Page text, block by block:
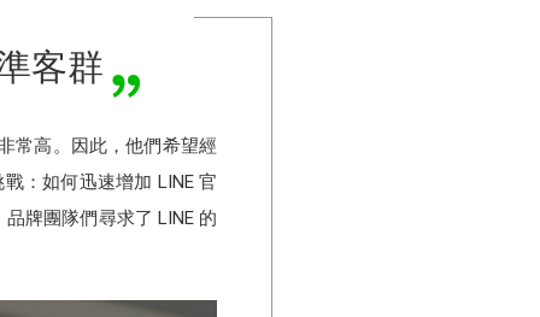
客群
常高。因此，他們希望經
：如何迅速增加 LINE 官
牌團隊們尋求了 LINE 的